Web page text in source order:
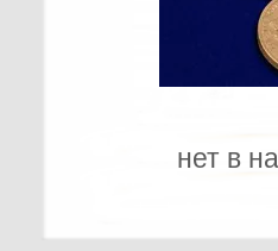
нет в